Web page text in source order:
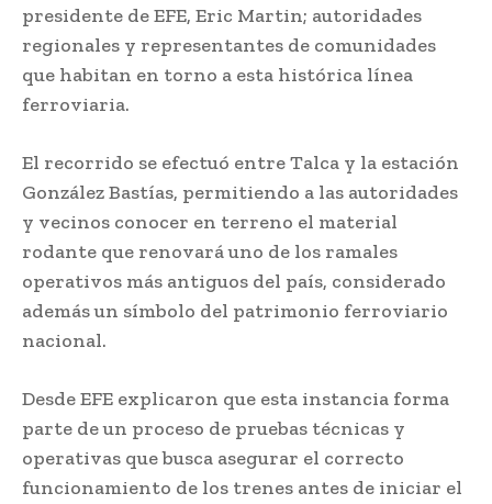
presidente de EFE, Eric Martin; autoridades
regionales y representantes de comunidades
que habitan en torno a esta histórica línea
ferroviaria.
El recorrido se efectuó entre Talca y la estación
González Bastías, permitiendo a las autoridades
y vecinos conocer en terreno el material
rodante que renovará uno de los ramales
operativos más antiguos del país, considerado
además un símbolo del patrimonio ferroviario
nacional.
Desde EFE explicaron que esta instancia forma
parte de un proceso de pruebas técnicas y
operativas que busca asegurar el correcto
funcionamiento de los trenes antes de iniciar el